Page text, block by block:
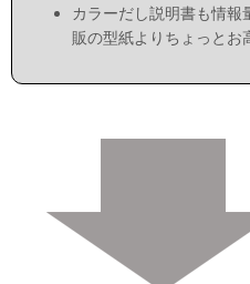
カラーだし説明書も情
販の型紙よりちょっとお